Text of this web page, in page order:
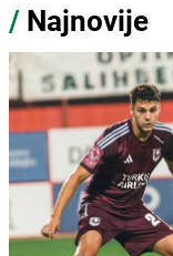
/ Najnovije